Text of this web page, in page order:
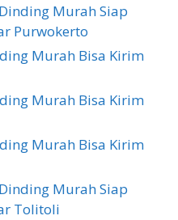
Murah Siap
Purwokerto
Murah Bisa Kirim
Murah Bisa Kirim
Murah Bisa Kirim
Murah Siap
Tolitoli